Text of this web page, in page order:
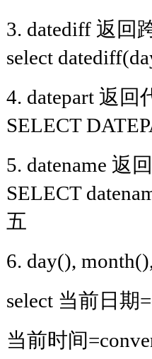
3. datediff 返回
select
4. datepart 返
SELECT
5. datename 返
SELECT
五
6. day(),
select 当前日期
当前时间